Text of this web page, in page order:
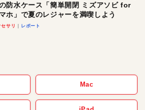
防水ケース「簡単開閉 ミズアソビ for
ホ」で夏のレジャーを満喫しよう
セサリ レポート
Mac